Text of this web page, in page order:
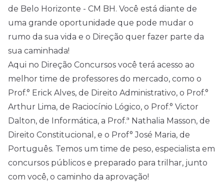
de Belo Horizonte - CM BH. Você está diante de
uma grande oportunidade que pode mudar o
rumo da sua vida e o Direção quer fazer parte da
sua caminhada!
Aqui no Direção Concursos você terá acesso ao
melhor time de professores do mercado, como o
Prof.° Erick Alves, de Direito Administrativo, o Prof.°
Arthur Lima, de Raciocínio Lógico, o Prof.° Victor
Dalton, de Informática, a Prof.ª Nathalia Masson, de
Direito Constitucional, e o Prof° José Maria, de
Português. Temos um time de peso, especialista em
concursos públicos e preparado para trilhar, junto
com você, o caminho da aprovação!